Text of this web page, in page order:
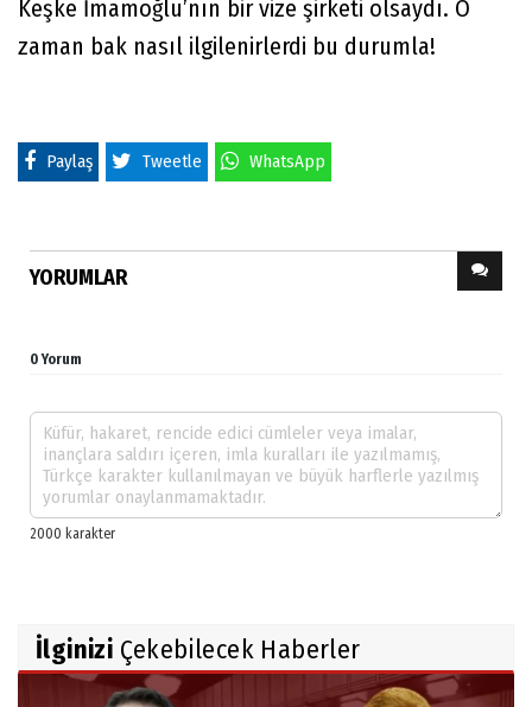
Keşke İmamoğlu’nın bir vize şirketi olsaydı. O
zaman bak nasıl ilgilenirlerdi bu durumla!
Paylaş Tweetle WhatsApp
YORUMLAR
0 Yorum
İlginizi Çekebilecek Haberler